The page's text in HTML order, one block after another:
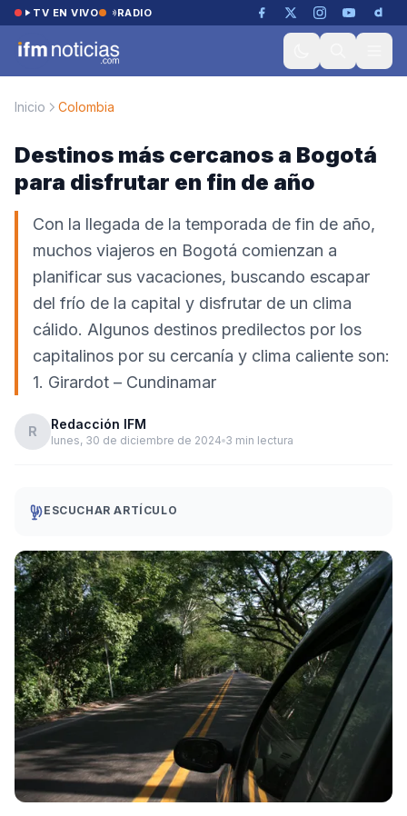
Saltar al contenido
TV EN VIVO RADIO
Inicio Colombia
Destinos más cercanos a Bogotá
para disfrutar en fin de año
Con la llegada de la temporada de fin de año,
muchos viajeros en Bogotá comienzan a
planificar sus vacaciones, buscando escapar
del frío de la capital y disfrutar de un clima
cálido. Algunos destinos predilectos por los
capitalinos por su cercanía y clima caliente son:
1. Girardot – Cundinamar
R Redacción IFM
lunes, 30 de diciembre de 2024 3 min lectura
ESCUCHAR ARTÍCULO